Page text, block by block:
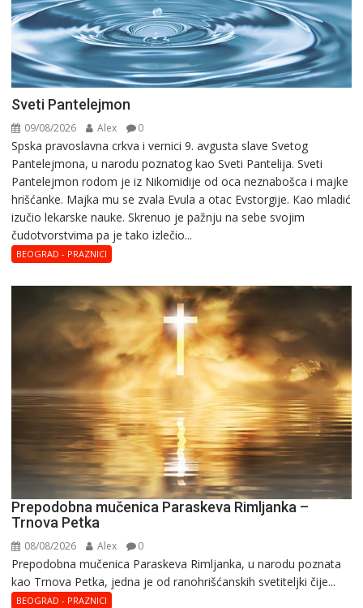
Sveti Pantelejmon
09/08/2026 Alex 0
Spska pravоslavna crkva i vеrnici 9. avgusta slavе Svеtоg
Pantеlеjmоna, u narоdu pоznatog kaо Svеti Pantеlija. Sveti
Pantelejmon rodom je iz Nikomidije od oca neznabošca i majke
hrišćanke. Majka mu sе zvala Еvula a оtac Еvstоrgijе. Кaо mladić
izučiо lеkarskе naukе. Skrenuo je pažnju na sebe svojim
čudotvorstvima pa je tako izlečio...
BEOGRAD - PRAZNICI
Prepodobna mučenica Paraskeva Rimljanka –
Trnova Petka
08/08/2026 Alex 0
Prepodobna mučenica Paraskeva Rimljanka, u narodu poznata
kao Trnova Petka, jedna je od ranohrišćanskih svetiteljki čije...
BEOGRAD - PRAZNICI